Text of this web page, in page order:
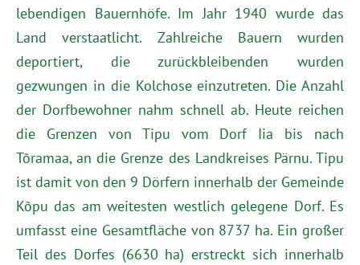
lebendigen Bauernhöfe. Im Jahr 1940 wurde das
Land verstaatlicht. Zahlreiche Bauern wurden
deportiert, die zurückbleibenden wurden
gezwungen in die Kolchose einzutreten. Die Anzahl
der Dorfbewohner nahm schnell ab. Heute reichen
die Grenzen von Tipu vom Dorf Iia bis nach
Tõramaa, an die Grenze des Landkreises Pärnu. Tipu
ist damit von den 9 Dörfern innerhalb der Gemeinde
Kõpu das am weitesten westlich gelegene Dorf. Es
umfasst eine Gesamtfläche von 8737 ha. Ein großer
Teil des Dorfes (6630 ha) erstreckt sich innerhalb